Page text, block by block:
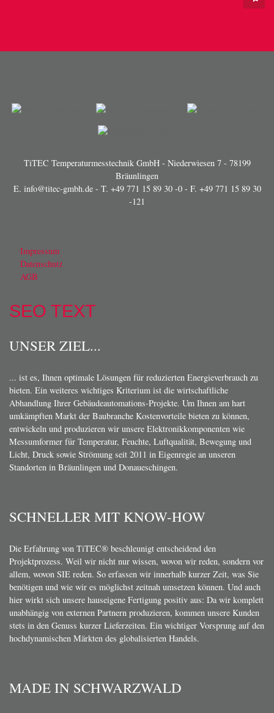
TiTEC Temperaturmesstechnik GmbH - Niederwiesen 7 - 78199
Bräunlingen
E. info@titec-gmbh.de- T. +49 771 15 89 30 -0- F. +49 771 15 89 30
-121
Impressum
Datenschutz
AGB
SEO TEXT
UNSER ZIEL...
... ist es, Ihnen optimale Lösungen für reduzierten Energieverbrauch zu
bieten. Ein weiteres wichtiges Kriterium ist die wirtschaftliche
Abhandlung Ihrer Gebäudeautomations-Projekte. Um Ihnen am hart
umkämpften Markt der Baubranche Kostenvorteile bieten zu können,
entwickeln und produzieren wir unsere Elektronikkomponenten wie
Messumformer für Temperatur, Feuchte, Luftqualität, Bewegung und
Licht, Druck sowie Strömung seit 2011 in Eigenregie an unseren
Standorten in Bräunlingen und Donaueschingen.
SCHNELLER MIT KNOW-HOW
Die Erfahrung von TiTEC® beschleunigt entscheidend den
Projektprozess. Weil wir nicht nur wissen, wovon wir reden, sondern vor
allem, wovon SIE reden. So erfassen wir innerhalb kurzer Zeit, was Sie
benötigen und wie wir es möglichst zeitnah umsetzen können. Und auch
hier wirkt sich unsere hauseigene Fertigung positiv aus: Da wir komplett
unabhängig von externen Partnern produzieren, kommen unsere Kunden
stets in den Genuss kurzer Lieferzeiten. Ein wichtiger Vorsprung auf den
hochdynamischen Märkten des globalisierten Handels.
MADE IN SCHWARZWALD